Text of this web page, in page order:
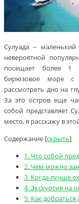
Сулуада – маленький
невероятной
посещает более 1
бирюзовое море с
рассмотреть дно на
За это остров еще
собой представляет
место, я расскажу в
Содержание [скрыть]
1. Что собой
2. Чем можно
3. Когда лучше
4.Экскурсия на
5. Как добраться